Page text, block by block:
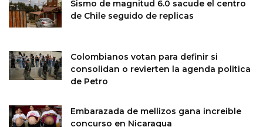
Sismo de magnitud 6.0 sacude el centro
de Chile seguido de replicas
Colombianos votan para definir si
consolidan o revierten la agenda politica
de Petro
Embarazada de mellizos gana increible
concurso en Nicaragua